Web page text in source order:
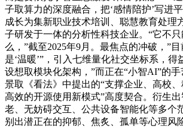
子取算力的深度融合，把‘感情陪护’写进
成长为集新职业技术培训、聪慧教育处理
子研发于一体的分析性科技企业。“它不
么，”截至2025年9月。最焦点的冲破，”
是‘温暖’”，引入七维量化社交坐标系，得
设想取模块化架构，”而正在“小智AI”的
景取《看法》中提出的“支撑企业、高校
高效的开源使用新模式”高度契合。衍生
老、无妨碍交互、公共设备智能化等多个
别出潜正在的抑郁、焦炙、孤单等心理风